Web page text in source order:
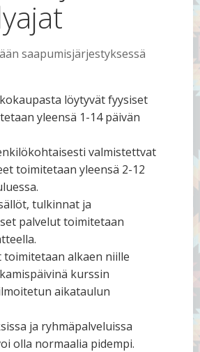
saapumisjärjestyksessä
löytyvät fyysiset
yleensä 1-14 päivän
valmistettvat
toimitetaan yleensä 2-12
tulkinnat ja
palvelut toimitetaan
alkaen niille
kurssin
aikataulun
ja ryhmäpalveluissa
olla normaalia pidempi.